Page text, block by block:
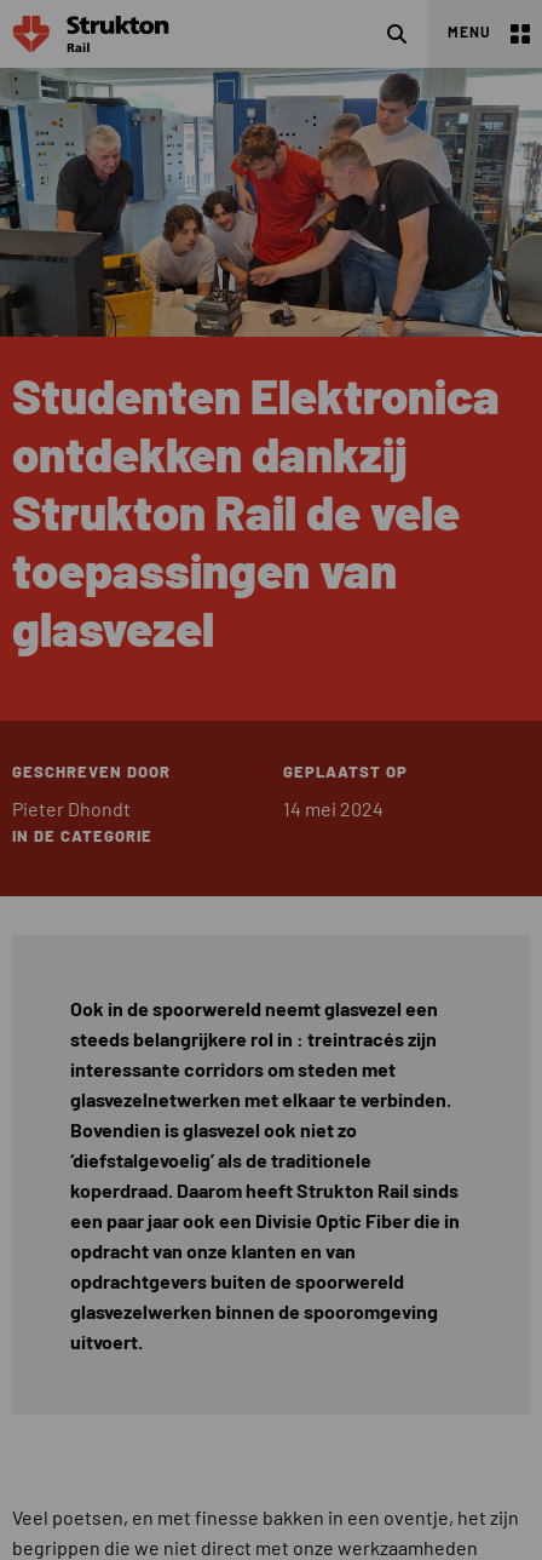
SearchMENU
Studenten Elektronica
ontdekken dankzij
Strukton Rail de vele
toepassingen van
glasvezel
GESCHREVEN DOOR
Pieter Dhondt
GEPLAATST OP
14 mei 2024
IN DE CATEGORIE
Ook in de spoorwereld neemt glasvezel een
steeds belangrijkere rol in : treintracés zijn
interessante corridors om steden met
glasvezelnetwerken met elkaar te verbinden.
Bovendien is glasvezel ook niet zo
‘diefstalgevoelig’ als de traditionele
koperdraad. Daarom heeft Strukton Rail sinds
een paar jaar ook een Divisie Optic Fiber die in
opdracht van onze klanten en van
opdrachtgevers buiten de spoorwereld
glasvezelwerken binnen de spooromgeving
uitvoert.
Veel poetsen, en met finesse bakken in een oventje, het zijn
begrippen die we niet direct met onze werkzaamheden